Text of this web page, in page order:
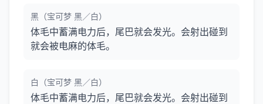
黑（宝可梦 黑／白）
体毛中蓄满电力后，尾巴就会发光。会射出碰到
就会被电麻的体毛。
白（宝可梦 黑／白）
体毛中蓄满电力后，尾巴就会发光。会射出碰到